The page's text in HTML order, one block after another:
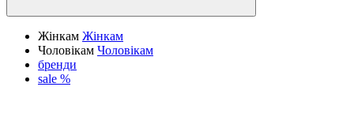
Жінкам Жінкам
Чоловікам Чоловікам
бренди
sale %